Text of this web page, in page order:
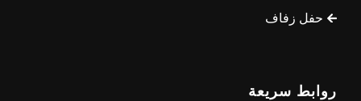
حفل زفاف
روابط سريعة